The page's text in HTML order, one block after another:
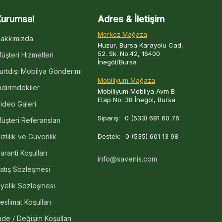
Hizmetleri
Mobilya Gönderimi
Galeri
Referansları
ve Güvenlik
Koşulları
Sözleşmesi
Sözleşmesi
Koşulları
/ Değişim Koşulları
Adres & İletişim
Merkez Mağaza
Huzur, Bursa Karayolu Cad,
52. Sk. No:42, 16400
İnegöl/Bursa
Mobiliyum Mağaza
Mobiliyum Mobilya Avm B
Etap No: 38 İnegöl, Bursa
Sipariş: 0 (533) 681 60 76
Destek: 0 (535) 601 13 98
info@savenis.com